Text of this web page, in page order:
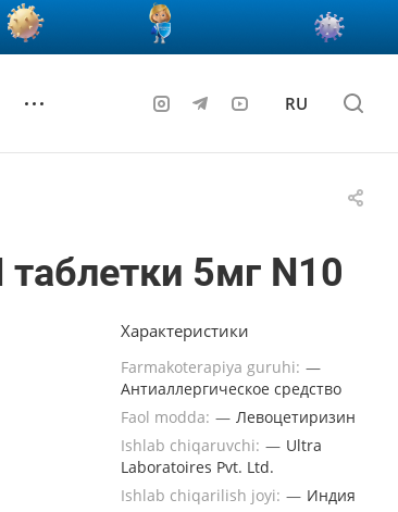
RU
5мг N10
Характеристики
Farmakoterapiya guruhi: —
Антиаллергическое средство
Faol modda: — Левоцетиризин
Ishlab chiqaruvchi: — Ultra
Laboratoires Pvt. Ltd.
Ishlab chiqarilish joyi: — Индия